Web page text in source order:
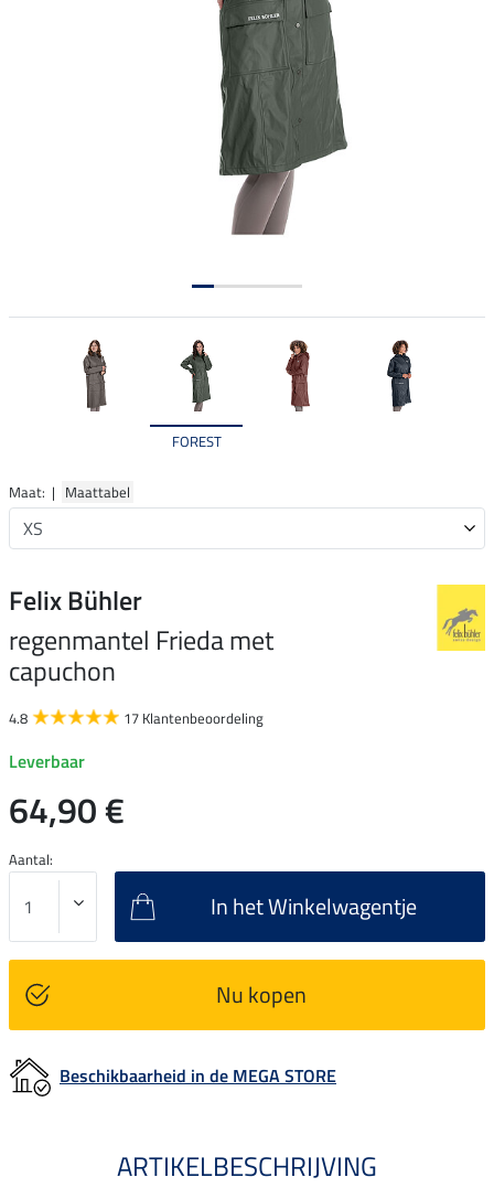
FOREST
Maat: | Maattabel
Felix Bühler
regenmantel Frieda met
capuchon
4.8 17 Klantenbeoordeling
Leverbaar
64,90 €
Aantal:
In het Winkelwagentje
Nu kopen
Beschikbaarheid in de MEGA STORE
ARTIKELBESCHRIJVING